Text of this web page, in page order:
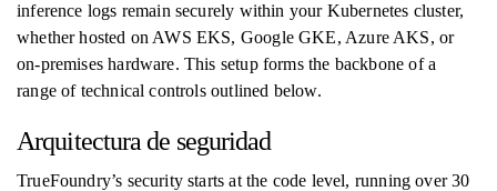
inference logs remain securely within your Kubernetes cluster,
whether hosted on AWS EKS, Google GKE, Azure AKS, or
on-premises hardware. This setup forms the backbone of a
range of technical controls outlined below.
Arquitectura de seguridad
TrueFoundry’s security starts at the code level, running over 30